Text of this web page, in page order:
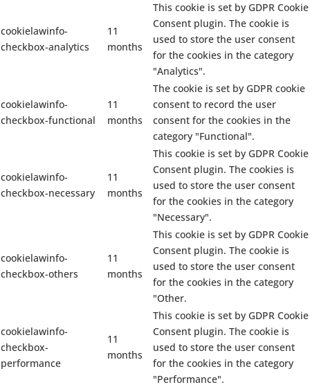
cookielawinfo-
checkbox-analytics
11
months
This cookie is set by GDPR Cookie
Consent plugin. The cookie is
used to store the user consent
for the cookies in the category
"Analytics".
cookielawinfo-
checkbox-functional
11
months
The cookie is set by GDPR cookie
consent to record the user
consent for the cookies in the
category "Functional".
cookielawinfo-
checkbox-necessary
11
months
This cookie is set by GDPR Cookie
Consent plugin. The cookies is
used to store the user consent
for the cookies in the category
"Necessary".
cookielawinfo-
checkbox-others
11
months
This cookie is set by GDPR Cookie
Consent plugin. The cookie is
used to store the user consent
for the cookies in the category
"Other.
cookielawinfo-
checkbox-
performance
11
months
This cookie is set by GDPR Cookie
Consent plugin. The cookie is
used to store the user consent
for the cookies in the category
"Performance".